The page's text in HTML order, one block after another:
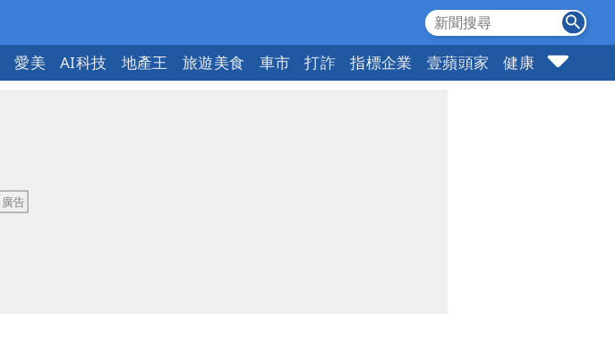
愛美 AI科技 地產王 旅遊美食 車市 打詐 指標企業 壹蘋頭家 健康 購物